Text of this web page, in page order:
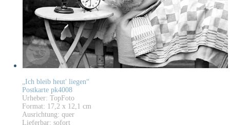
„Ich bleib heut' liegen“
Postkarte pk4008
Urheber: TopFoto
Format: 17,2 x 12,1 cm
Ausrichtung: quer
Lieferbar: sofort